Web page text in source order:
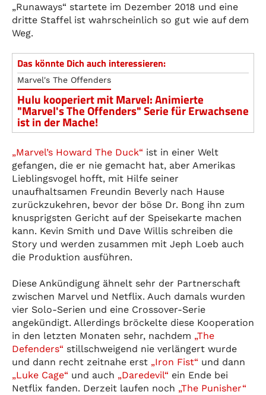
„Runaways“ startete im Dezember 2018 und eine
dritte Staffel ist wahrscheinlich so gut wie auf dem
Weg.
Das könnte Dich auch interessieren:
Marvel's The Offenders
Hulu kooperiert mit Marvel: Animierte
"Marvel's The Offenders" Serie für Erwachsene
ist in der Mache!
„Marvel’s Howard The Duck“ ist in einer Welt
gefangen, die er nie gemacht hat, aber Amerikas
Lieblingsvogel hofft, mit Hilfe seiner
unaufhaltsamen Freundin Beverly nach Hause
zurückzukehren, bevor der böse Dr. Bong ihn zum
knusprigsten Gericht auf der Speisekarte machen
kann. Kevin Smith und Dave Willis schreiben die
Story und werden zusammen mit Jeph Loeb auch
die Produktion ausführen.
Diese Ankündigung ähnelt sehr der Partnerschaft
zwischen Marvel und Netflix. Auch damals wurden
vier Solo-Serien und eine Crossover-Serie
angekündigt. Allerdings bröckelte diese Kooperation
in den letzten Monaten sehr, nachdem „The
Defenders“ stillschweigend nie verlängert wurde
und dann recht zeitnahe erst „Iron Fist“ und dann
„Luke Cage“ und auch „Daredevil“ ein Ende bei
Netflix fanden. Derzeit laufen noch „The Punisher“